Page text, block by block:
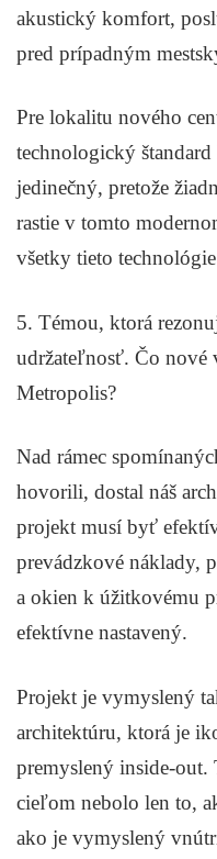
akustický komfort,
pred prípadným
Pre lokalitu nového
technologický
jedinečný, pretože
rastie v tomto
všetky tieto
5. Témou, ktorá
udržateľnosť. Čo nové
Metropolis?
Nad rámec
hovorili, dostal náš
projekt musí byť
prevádzkové náklady,
a okien k úžitkovému
efektívne nastavený.
Projekt je vymyslený
architektúru, ktorá je
premyslený inside-out.
cieľom nebolo len to,
ako je vymyslený